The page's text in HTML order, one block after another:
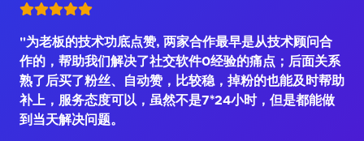
"为老板的技术功底点赞, 两家合作最早是从技术顾问合
作的，帮助我们解决了社交软件0经验的痛点；后面关系
熟了后买了粉丝、自动赞，比较稳，掉粉的也能及时帮助
补上，服务态度可以，虽然不是7*24小时，但是都能做
到当天解决问题。